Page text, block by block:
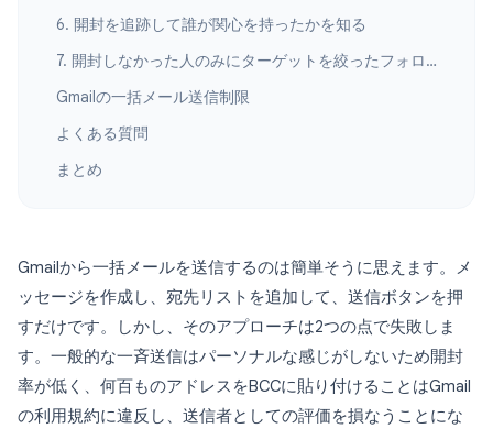
6. 開封を追跡して誰が関心を持ったかを知る
7. 開封しなかった人のみにターゲットを絞ったフォローアップを送る
Gmailの一括メール送信制限
よくある質問
まとめ
Gmailから一括メールを送信するのは簡単そうに思えます。メ
ッセージを作成し、宛先リストを追加して、送信ボタンを押
すだけです。しかし、そのアプローチは2つの点で失敗しま
す。一般的な一斉送信はパーソナルな感じがしないため開封
率が低く、何百ものアドレスをBCCに貼り付けることはGmail
の利用規約に違反し、送信者としての評価を損なうことにな